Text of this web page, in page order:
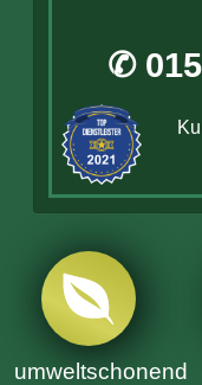
✆
umweltschonend